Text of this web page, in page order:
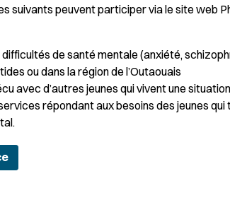
suivants peuvent participer via le site web
de santé mentale (anxiété,
ou dans la région de l’Outaouais
avec d’autres jeunes qui vivent une
répondant aux besoins des jeunes